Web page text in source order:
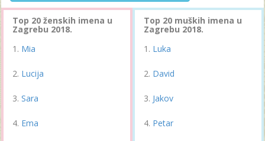
Top 20 ženskih imena u
Zagrebu 2018.
Mia
Lucija
Sara
Ema
Top 20 muških imena u
Zagrebu 2018.
Luka
David
Jakov
Petar